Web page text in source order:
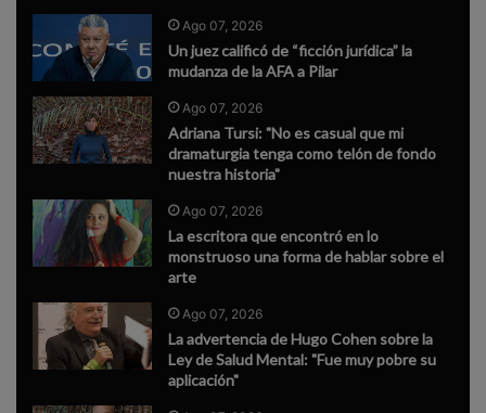
Ago 07, 2026
Un juez calificó de “ficción jurídica” la
mudanza de la AFA a Pilar
Ago 07, 2026
Adriana Tursi: "No es casual que mi
dramaturgia tenga como telón de fondo
nuestra historia"
Ago 07, 2026
La escritora que encontró en lo
monstruoso una forma de hablar sobre el
arte
Ago 07, 2026
La advertencia de Hugo Cohen sobre la
Ley de Salud Mental: "Fue muy pobre su
aplicación"